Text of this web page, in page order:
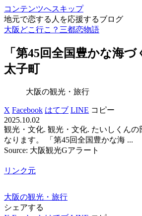
コンテンツへスキップ
地元で恋する人を応援するブログ
大阪どこ行こ？三都恋物語
「第45回全国豊かな海
太子町
大阪の観光・旅行
X Facebook はてブ LINE コピー
2025.10.02
観光・文化. 観光・文化. たいしくんの
なります。 「第45回全国豊かな海 ...
Source: 大阪観光Gアラート
リンク元
大阪の観光・旅行
シェアする